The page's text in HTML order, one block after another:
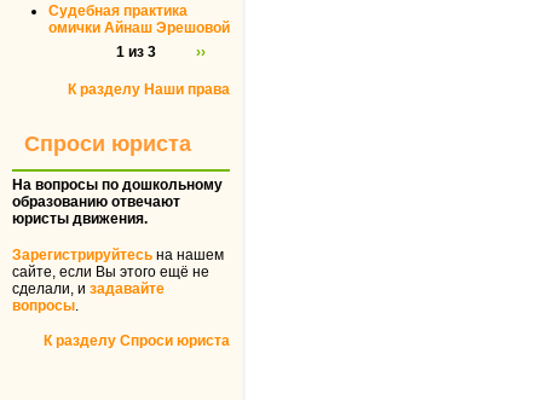
Судебная практика
омички Айнаш Эрешовой
1 из 3
››
К разделу Наши права
Спроси юриста
На вопросы по дошкольному
образованию отвечают
юристы движения.
Зарегистрируйтесь на нашем
сайте, если Вы этого ещё не
сделали, и задавайте
вопросы
К разделу Спроси юриста